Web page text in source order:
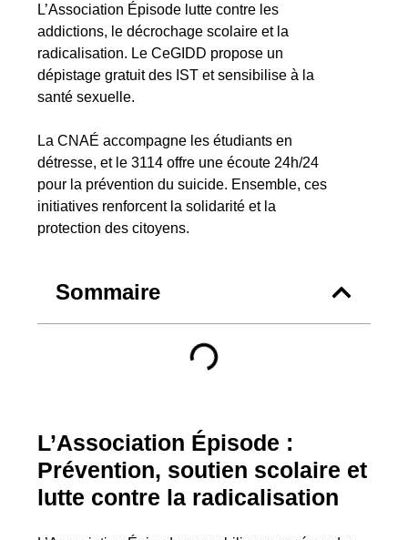
L’Association Épisode lutte contre les
addictions, le décrochage scolaire et la
radicalisation. Le CeGIDD propose un
dépistage gratuit des IST et sensibilise à la
santé sexuelle.
La CNAÉ accompagne les étudiants en
détresse, et le 3114 offre une écoute 24h/24
pour la prévention du suicide. Ensemble, ces
initiatives renforcent la solidarité et la
protection des citoyens.
Sommaire
L’Association Épisode :
Prévention, soutien scolaire et
lutte contre la radicalisation